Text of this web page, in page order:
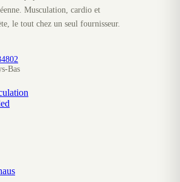
Musculation, cardio et
le tout chez un seul fournisseur.
Bas